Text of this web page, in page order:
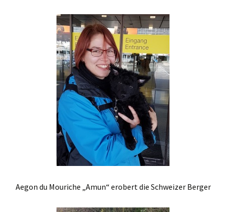
Aegon du Mouriche „Amun“ erobert die Schweizer Berger